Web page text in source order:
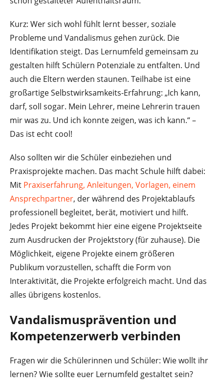
Kurz: Wer sich wohl fühlt lernt besser, soziale
Probleme und Vandalismus gehen zurück. Die
Identifikation steigt. Das Lernumfeld gemeinsam zu
gestalten hilft Schülern Potenziale zu entfalten. Und
auch die Eltern werden staunen. Teilhabe ist eine
großartige Selbstwirksamkeits-Erfahrung: „Ich kann,
darf, soll sogar. Mein Lehrer, meine Lehrerin trauen
mir was zu. Und ich konnte zeigen, was ich kann.“ –
Das ist echt cool!
Also sollten wir die Schüler einbeziehen und
Praxisprojekte machen. Das macht Schule hilft dabei:
Mit Praxiserfahrung, Anleitungen, Vorlagen, einem
Ansprechpartner, der während des Projektablaufs
professionell begleitet, berät, motiviert und hilft.
Jedes Projekt bekommt hier eine eigene Projektseite
zum Ausdrucken der Projektstory (für zuhause). Die
Möglichkeit, eigene Projekte einem größeren
Publikum vorzustellen, schafft die Form von
Interaktivität, die Projekte erfolgreich macht. Und das
alles übrigens kostenlos.
Vandalismusprävention und
Kompetenzerwerb verbinden
Fragen wir die Schülerinnen und Schüler: Wie wollt ihr
lernen? Wie sollte euer Lernumfeld gestaltet sein?